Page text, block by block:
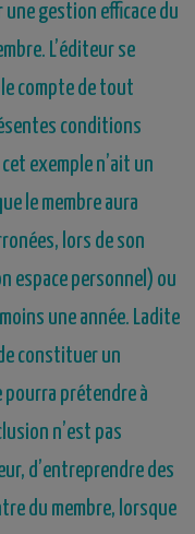
gestion efficace du
L’éditeur se
compte de tout
conditions
exemple n’ait un
le membre aura
lors de son
espace personnel) ou
une année. Ladite
constituer un
pourra prétendre à
n’est pas
d’entreprendre des
du membre, lorsque